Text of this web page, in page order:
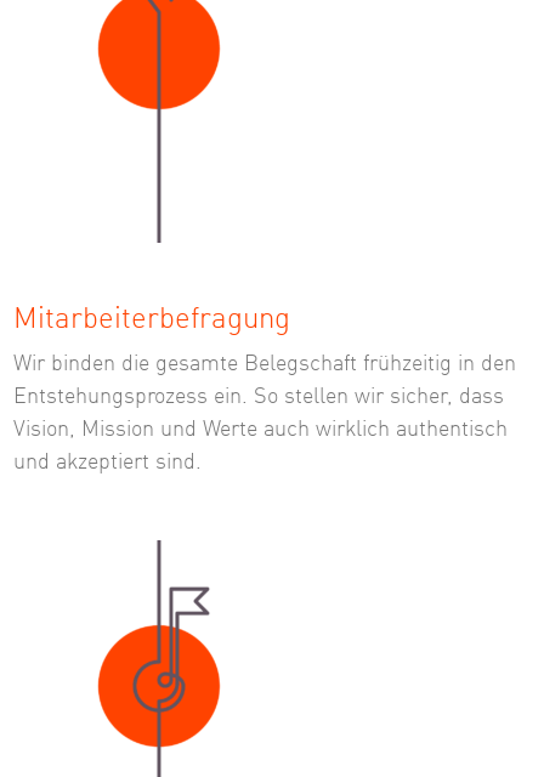
Mitarbeiterbefragung
Wir binden die gesamte Belegschaft frühzeitig in den
Entstehungsprozess ein. So stellen wir sicher, dass
Vision, Mission und Werte auch wirklich authentisch
und akzeptiert sind.